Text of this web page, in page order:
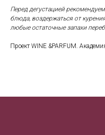
Перед дегустацией
блюда, воздержаться от
любые остаточные запахи
Проект WINE &PARFUM.